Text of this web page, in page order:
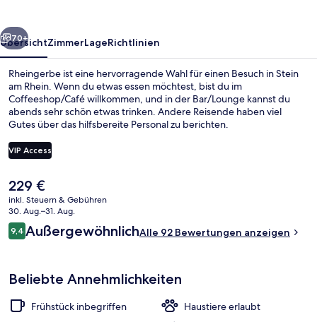
Weiter
70+
ÜbersichtZimmerLageRichtlinien
Rheingerbe ist eine hervorragende Wahl für einen Besuch in Stein
am Rhein. Wenn du etwas essen möchtest, bist du im
Coffeeshop/Café willkommen, und in der Bar/Lounge kannst du
abends sehr schön etwas trinken. Andere Reisende haben viel
Gutes über das hilfsbereite Personal zu berichten.
VIP Access
Der
aktuelle
Preis
beträgt
229 €.
229 €
inkl. Steuern & Gebühren
30. Aug.–31. Aug.
Bewertungen
9,49,4 von 10.
AußergewöhnlichAlle 92 Bewertungen anzeigen
Beliebte Annehmlichkeiten
Frühstück inbegriffen
Haustiere erlaubt